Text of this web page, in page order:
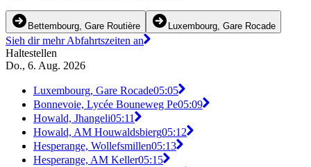
Bettembourg, Gare Routière Luxembourg, Gare Rocade
Sieh dir mehr Abfahrtszeiten an
Haltestellen
Do., 6. Aug. 2026
Luxembourg, Gare Rocade05:05
Bonnevoie, Lycée Bouneweg Pe05:09
Howald, Jhangeli05:11
Howald, AM Houwaldsbierg05:12
Hesperange, Wollefsmillen05:13
Hesperange, AM Keller05:15